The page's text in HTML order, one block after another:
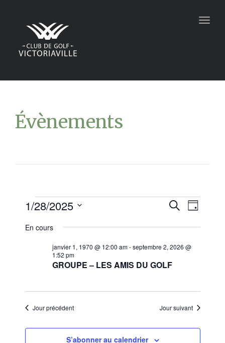
Évènements
et
de
Recherche
de
Jour
1/28/2025
une
En cours
GROUPE – LES AMIS DU GOLF
janvier 1, 1970 @ 12:00 am-septembre 2, 2026 @
1:52 pm
Jour précédent Jour suivant
S’abonner au calendrier